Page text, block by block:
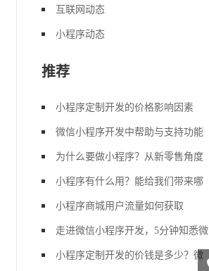
互联网动态
小程序动态
推荐
小程序定制开发的价格影响因素
微信小程序开发中帮助与支持功能
为什么要做小程序？从新零售角度
小程序有什么用？能给我们带来哪
小程序商城用户流量如何获取
走进微信小程序开发，5分钟知悉微
小程序定制开发的价钱是多少？微